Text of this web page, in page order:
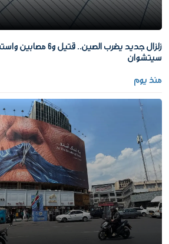
زلزال جديد يضرب الصين..
سيتشوان
منذ يوم